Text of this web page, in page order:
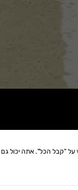
"קבל הכל". אתה יכול גם